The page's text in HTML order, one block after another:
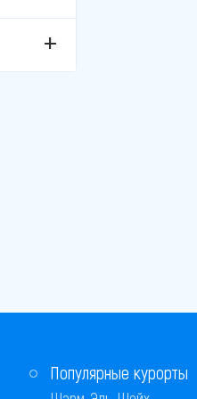
Популярные курорты